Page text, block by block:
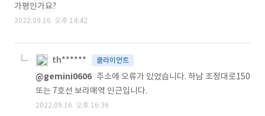
가평인가요?
2022.09.16. 오후 14:42
th****** 클라이언트
@gemini0606 주소에 오류가 있었습니다. 하남 조정대로150
또는 7호선 보라매역 인근입니다.
2022.09.16. 오후 16:36